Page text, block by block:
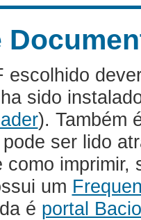
escolhido
sido
). Também
ser lido
como
um
é portal